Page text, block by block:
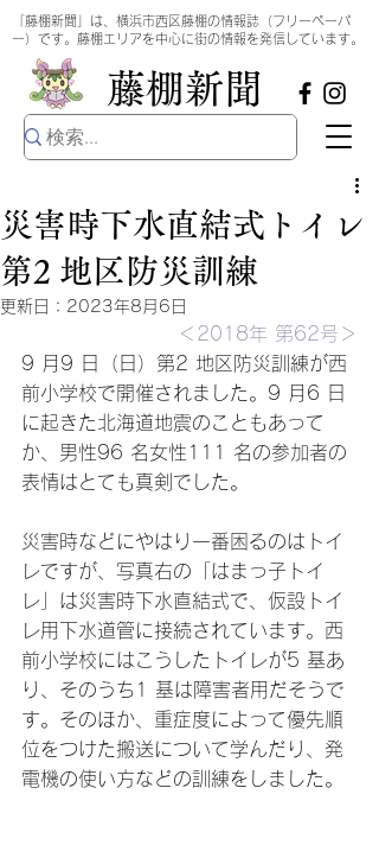
​藤棚新聞
「藤棚新聞」は、横浜市西区藤棚の情報誌（フリーペーパ
ー）です。藤棚エリアを中心に街の情報を発信しています。
災害時下水直結式トイレ
第2 地区防災訓練
更新日： 2023年8月6日
＜2018年 第62号＞
9 月9 日（日）第2 地区防災訓練が西
前小学校で開催されました。9 月6 日
に起きた北海道地震のこともあって
か、男性96 名女性111 名の参加者の
表情はとても真剣でした。
災害時などにやはり一番困るのはトイ
レですが、写真右の「はまっ子トイ
レ」は災害時下水直結式で、仮設トイ
レ用下水道管に接続されています。西
前小学校にはこうしたトイレが5 基あ
り、そのうち1 基は障害者用だそうで
す。そのほか、重症度によって優先順
位をつけた搬送について学んだり、発
電機の使い方などの訓練をしました。